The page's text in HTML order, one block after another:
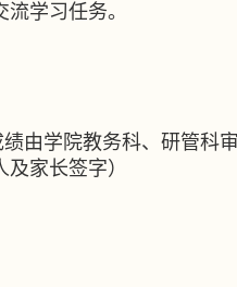
学习任务。
由学院教务科、研管科审
家长签字）